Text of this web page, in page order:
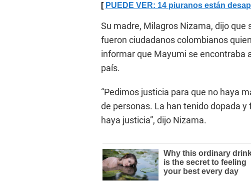
PUEDE VER: 14 piuranos están
Su madre, Milagros Nizama, dijo
fueron ciudadanos colombianos
informar que Mayumi se encontraba
país.
“Pedimos justicia para que no haya
de personas. La han tenido dopada
haya justicia”, dijo Nizama.